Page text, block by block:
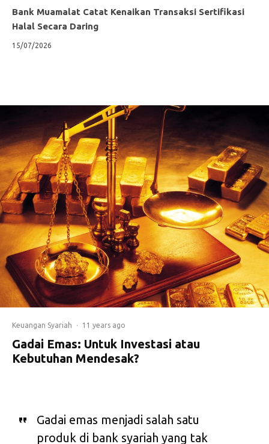
Bank Muamalat Catat Kenaikan Transaksi Sertifikasi
Halal Secara Daring
15/07/2026
Keuangan Syariah · 11 years ago
Gadai Emas: Untuk Investasi atau
Kebutuhan Mendesak?
Gadai emas menjadi salah satu
produk di bank syariah yang tak